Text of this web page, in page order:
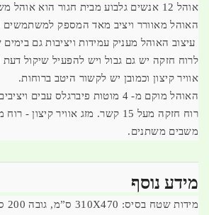
אוהל 12 אנשים גלבוע מבית חגור הוא אוהל משפחתי ענק מרווח,
האוהל מאוורר ויציב מאד המספק למשתמשים
עיצוב האוהל מעניק עמידות ויציבות גם
לרוח חזקה יש גם גבול ויש להפעיל שיקול
אוויר קיצון וכמובן יש לקשור היטב ברוחות.
האוהל מוקם מ- 4 מוטות פיברגלס עבים ויציבים.
משבים משתנים.
מידע נוסף
מידות שטח בסיס: 310X470 ס”מ, גובה 200 ס”מ.